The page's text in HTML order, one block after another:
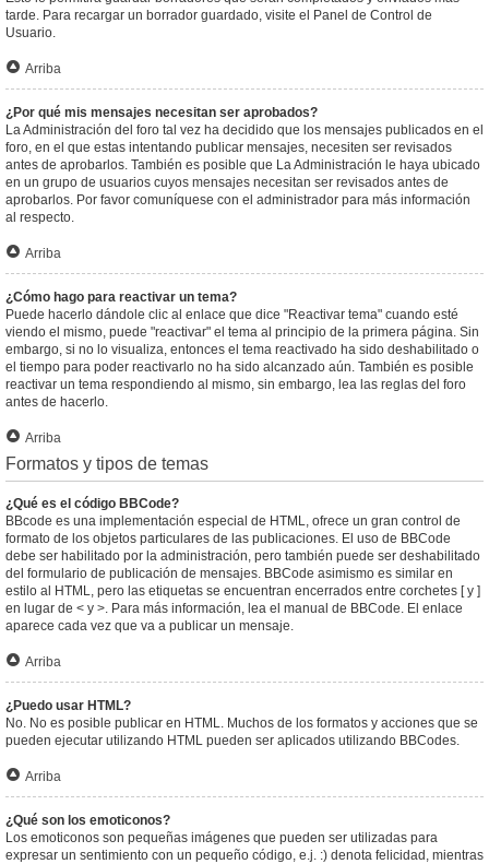
tarde. Para recargar un borrador guardado, visite el Panel de Control de
Usuario.
Arriba
¿Por qué mis mensajes necesitan ser aprobados?
La Administración del foro tal vez ha decidido que los mensajes publicados en el
foro, en el que estas intentando publicar mensajes, necesiten ser revisados
antes de aprobarlos. También es posible que La Administración le haya ubicado
en un grupo de usuarios cuyos mensajes necesitan ser revisados antes de
aprobarlos. Por favor comuníquese con el administrador para más información
al respecto.
Arriba
¿Cómo hago para reactivar un tema?
Puede hacerlo dándole clic al enlace que dice "Reactivar tema" cuando esté
viendo el mismo, puede "reactivar" el tema al principio de la primera página. Sin
embargo, si no lo visualiza, entonces el tema reactivado ha sido deshabilitado o
el tiempo para poder reactivarlo no ha sido alcanzado aún. También es posible
reactivar un tema respondiendo al mismo, sin embargo, lea las reglas del foro
antes de hacerlo.
Arriba
Formatos y tipos de temas
¿Qué es el código BBCode?
BBcode es una implementación especial de HTML, ofrece un gran control de
formato de los objetos particulares de las publicaciones. El uso de BBCode
debe ser habilitado por la administración, pero también puede ser deshabilitado
del formulario de publicación de mensajes. BBCode asimismo es similar en
estilo al HTML, pero las etiquetas se encuentran encerrados entre corchetes [ y ]
en lugar de < y >. Para más información, lea el manual de BBCode. El enlace
aparece cada vez que va a publicar un mensaje.
Arriba
¿Puedo usar HTML?
No. No es posible publicar en HTML. Muchos de los formatos y acciones que se
pueden ejecutar utilizando HTML pueden ser aplicados utilizando BBCodes.
Arriba
¿Qué son los emoticonos?
Los emoticonos son pequeñas imágenes que pueden ser utilizadas para
expresar un sentimiento con un pequeño código, e.j. :) denota felicidad, mientras